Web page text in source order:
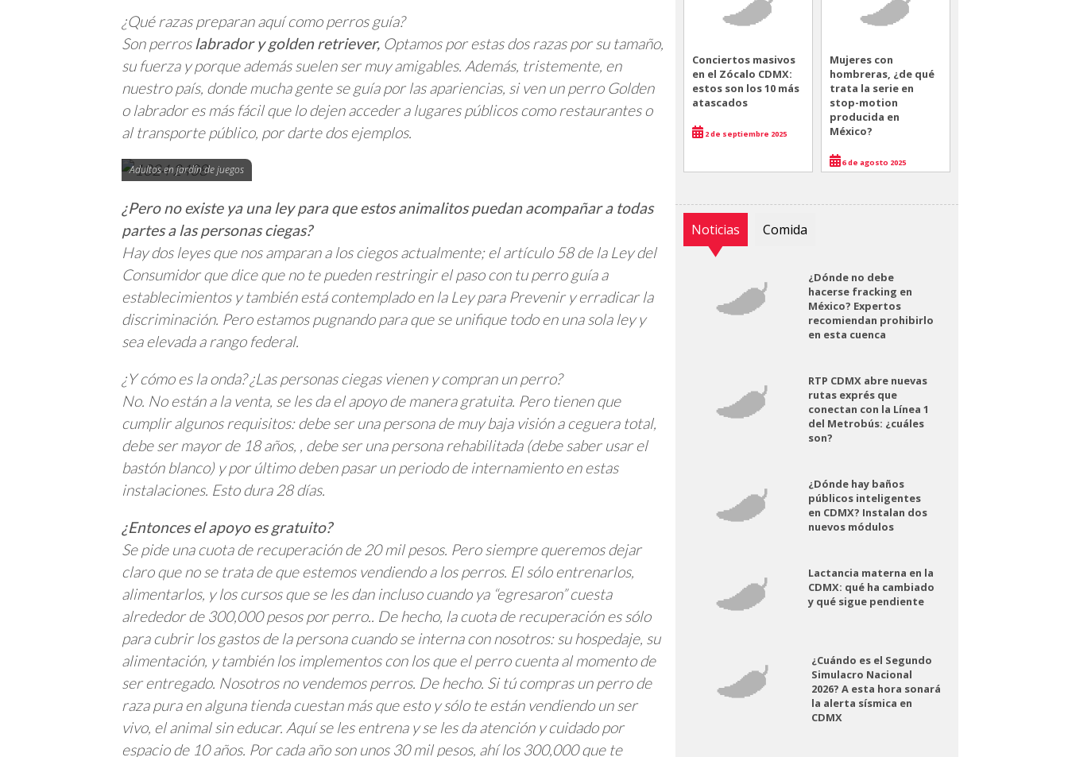
¿Qué razas preparan aquí como perros guía?
Son perros labrador y golden retriever, Optamos por estas dos razas por su tamaño,
su fuerza y porque además suelen ser muy amigables. Además, tristemente, en
nuestro país, donde mucha gente se guía por las apariencias, si ven un perro Golden
o labrador es más fácil que lo dejen acceder a lugares públicos como restaurantes o
al transporte público, por darte dos ejemplos.
Adultos en jardín de juegos
¿Pero no existe ya una ley para que estos animalitos puedan acompañar a todas
partes a las personas ciegas?
Hay dos leyes que nos amparan a los ciegos actualmente; el artículo 58 de la Ley del
Consumidor que dice que no te pueden restringir el paso con tu perro guía a
establecimientos y también está contemplado en la Ley para Prevenir y erradicar la
discriminación. Pero estamos pugnando para que se unifique todo en una sola ley y
sea elevada a rango federal.
¿Y cómo es la onda? ¿Las personas ciegas vienen y compran un perro?
No. No están a la venta, se les da el apoyo de manera gratuita. Pero tienen que
cumplir algunos requisitos: debe ser una persona de muy baja visión a ceguera total,
debe ser mayor de 18 años, , debe ser una persona rehabilitada (debe saber usar el
bastón blanco) y por último deben pasar un periodo de internamiento en estas
instalaciones. Esto dura 28 días.
¿Entonces el apoyo es gratuito?
Se pide una cuota de recuperación de 20 mil pesos. Pero siempre queremos dejar
claro que no se trata de que estemos vendiendo a los perros. El sólo entrenarlos,
alimentarlos, y los cursos que se les dan incluso cuando ya “egresaron” cuesta
alrededor de 300,000 pesos por perro.. De hecho, la cuota de recuperación es sólo
para cubrir los gastos de la persona cuando se interna con nosotros: su hospedaje, su
alimentación, y también los implementos con los que el perro cuenta al momento de
ser entregado. Nosotros no vendemos perros. De hecho. Si tú compras un perro de
raza pura en alguna tienda cuestan más que esto y sólo te están vendiendo un ser
vivo, el animal sin educar. Aquí se les entrena y se les da atención y cuidado por
espacio de 10 años. Por cada año son unos 30 mil pesos, ahí los 300,000 que te
Conciertos masivos
en el Zócalo CDMX:
estos son los 10 más
atascados
2 de septiembre 2025
Mujeres con
hombreras, ¿de qué
trata la serie en
stop-motion
producida en
México?
6 de agosto 2025
Noticias Comida
¿Dónde no debe
hacerse fracking en
México? Expertos
recomiendan prohibirlo
en esta cuenca
RTP CDMX abre nuevas
rutas exprés que
conectan con la Línea 1
del Metrobús: ¿cuáles
son?
¿Dónde hay baños
públicos inteligentes
en CDMX? Instalan dos
nuevos módulos
Lactancia materna en la
CDMX: qué ha cambiado
y qué sigue pendiente
¿Cuándo es el Segundo
Simulacro Nacional
2026? A esta hora sonará
la alerta sísmica en
CDMX